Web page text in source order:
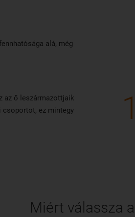
alá, még
az ő leszármazottjaik
csoportot, ez mintegy
Miért válassza